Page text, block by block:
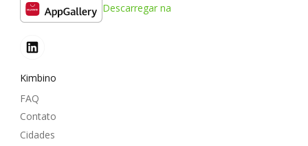
Descarregar na
Kimbino
FAQ
Contato
Cidades